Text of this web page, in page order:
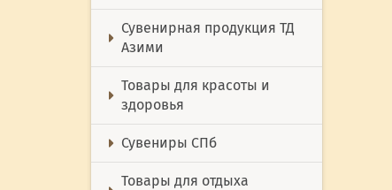
Сувенирная продукция ТД
Азими
Товары для красоты и
здоровья
Сувениры СПб
Товары для отдыха